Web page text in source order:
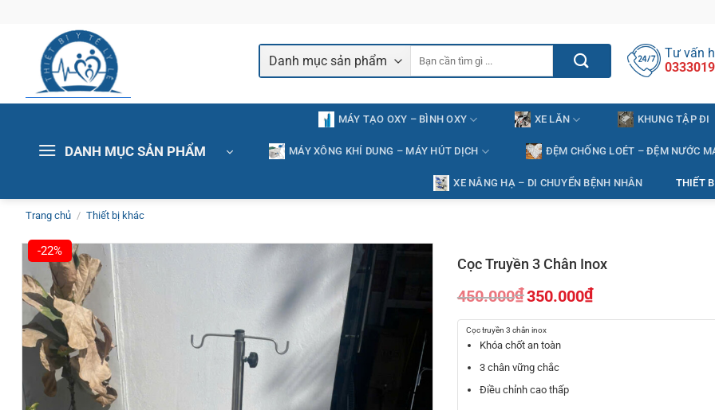
Tư vấn
DANH MỤC SẢN PHẨM
MÁY TẠO OXY – BÌNH OXY XE LĂN KHUNG TẬP ĐI
MÁY XÔNG KHÍ DUNG – MÁY HÚT DỊCH ĐỆM CHỐNG LOÉT – ĐỆM NƯỚC
XE NÂNG HẠ – DI CHUYỂN BỆNH NHÂN THIẾT
Trang chủ / Thiết bị khác
-22%
Cọc Truyền 3 Chân Inox
450.000₫
gốc
là:
450.000₫.
350.000₫
hiện
tại
350.000₫.
Cọc truyền 3 chân inox
Khóa chốt an toàn
3 chân vững chắc
Điều chỉnh cao thấp